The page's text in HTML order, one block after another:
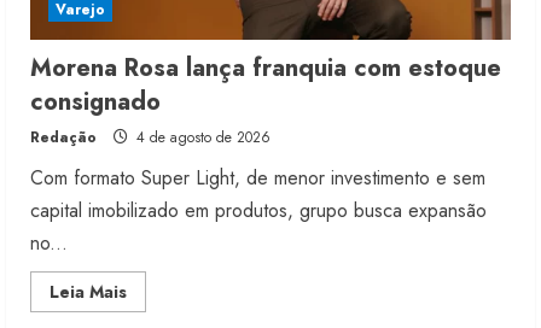
Varejo
Morena Rosa lança franquia com estoque
consignado
Redação 4 de agosto de 2026
Com formato Super Light, de menor investimento e sem
capital imobilizado em produtos, grupo busca expansão
no...
Leia MaisRead
more